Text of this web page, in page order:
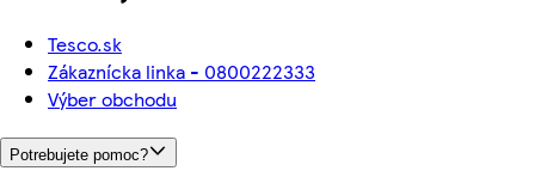
Tesco.sk
Zákaznícka linka - 0800222333
Výber obchodu
Potrebujete pomoc?